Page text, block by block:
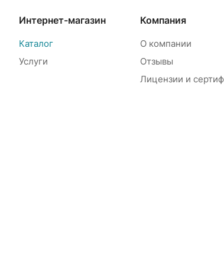
Интернет-магазин
Каталог
Услуги
Компания
О компании
Отзывы
Лицензии и